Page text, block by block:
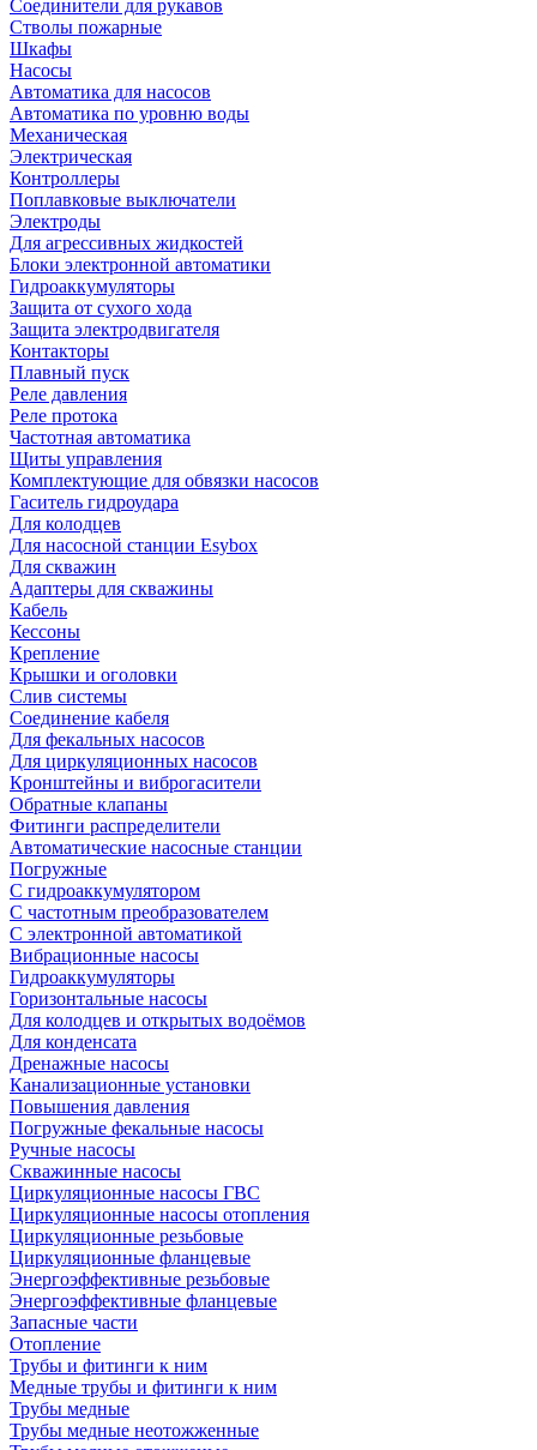
Соединители для рукавов
Стволы пожарные
Шкафы
Насосы
Автоматика для насосов
Автоматика по уровню воды
Механическая
Электрическая
Контроллеры
Поплавковые выключатели
Электроды
Для агрессивных жидкостей
Блоки электронной автоматики
Гидроаккумуляторы
Защита от сухого хода
Защита электродвигателя
Контакторы
Плавный пуск
Реле давления
Реле протока
Частотная автоматика
Щиты управления
Комплектующие для обвязки насосов
Гаситель гидроудара
Для колодцев
Для насосной станции Esybox
Для скважин
Адаптеры для скважины
Кабель
Кессоны
Крепление
Крышки и оголовки
Слив системы
Соединение кабеля
Для фекальных насосов
Для циркуляционных насосов
Кронштейны и виброгасители
Обратные клапаны
Фитинги распределители
Автоматические насосные станции
Погружные
С гидроаккумулятором
С частотным преобразователем
С электронной автоматикой
Вибрационные насосы
Гидроаккумуляторы
Горизонтальные насосы
Для колодцев и открытых водоёмов
Для конденсата
Дренажные насосы
Канализационные установки
Повышения давления
Погружные фекальные насосы
Ручные насосы
Скважинные насосы
Циркуляционные насосы ГВС
Циркуляционные насосы отопления
Циркуляционные резьбовые
Циркуляционные фланцевые
Энергоэффективные резьбовые
Энергоэффективные фланцевые
Запасные части
Отопление
Трубы и фитинги к ним
Медные трубы и фитинги к ним
Трубы медные
Трубы медные неотожженные